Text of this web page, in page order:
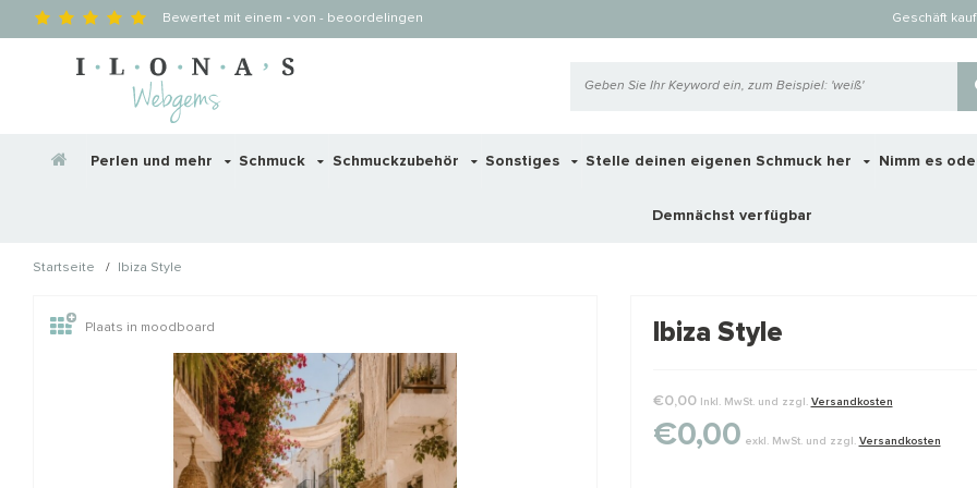
Bewertet mit einem - von - beoordelingen Geschäft
Perlen und mehr Schmuck Schmuckzubehör Sonstiges Stelle deinen eigenen Schmuck her Nimm es
Demnächst verfügbar
Startseite / Ibiza Style
Wellicht zijn deze producten ook interessant voor je?
STAFFELKORTING
Plaats in moodboard Ibiza Style
€0,00 Inkl. MwSt. und zzgl. Versandkosten
€0,00 exkl. MwSt. und zzgl. Versandkosten